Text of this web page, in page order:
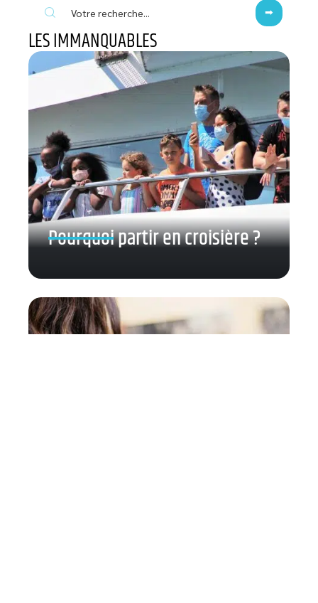
LES IMMANQUABLES
Pourquoi partir en croisière ?